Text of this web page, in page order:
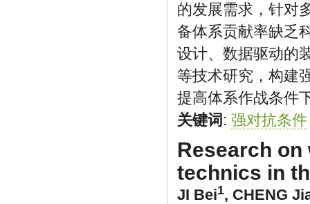
的发展需求，针对
备体系贡献率缺乏
设计、数据驱动的
等技术研究，构建
提高体系作战条件
关键词 : 强对抗条件
Research
technics in
JI Bei1, CHENG